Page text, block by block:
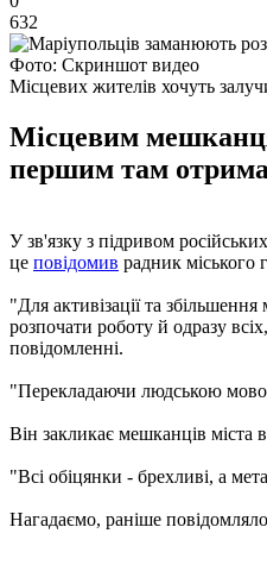
632
Фото: Скриншот видео
Місцевих жителів хочуть
Місцевим
першим там
У зв'язку з підривом
це повідомив радник
"Для активізації та
розпочати роботу й одразу
повідомленні.
"Перекладаючи людською
Він закликає мешканців міста
"Всі обіцянки - брехливі, а
Нагадаємо, раніше